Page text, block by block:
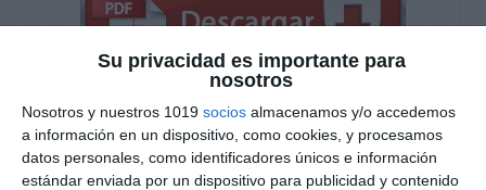
Su privacidad es importante para
nosotros
Nosotros y nuestros 1019 socios almacenamos y/o accedemos
a información en un dispositivo, como cookies, y procesamos
datos personales, como identificadores únicos e información
estándar enviada por un dispositivo para publicidad y contenido
Escribe tu correo electrónico…
Suscribirse